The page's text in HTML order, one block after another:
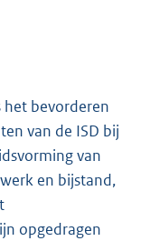
het bevorderen
van de ISD bij
van
en bijstand,
opgedragen